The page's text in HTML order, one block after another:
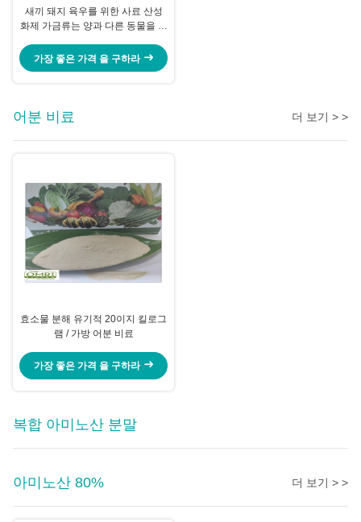
새끼 돼지 육우를 위한 사료 산성
화제 가금류는 양과 다른 동물을 위
가장 좋은 가격 을 구하라
어분 비료 더 보기 > >
효소물 분해 유기적 20이지 킬로그
램 / 가방 어분 비료
가장 좋은 가격 을 구하라
복합 아미노산 분말
아미노산 80% 더 보기 > >